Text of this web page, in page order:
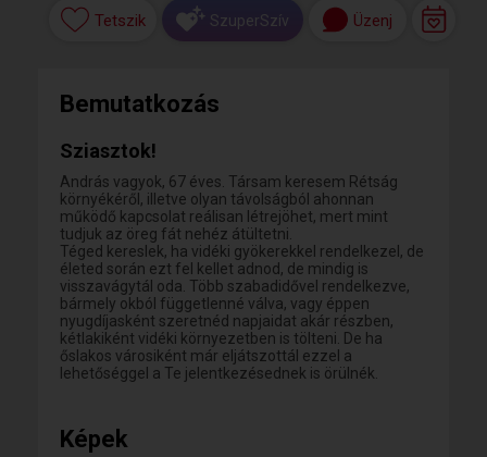
Tetszik SzuperSzív Üzenj
Bemutatkozás
Sziasztok!
András vagyok, 67 éves. Társam keresem Rétság
környékéről, illetve olyan távolságból ahonnan
működő kapcsolat reálisan létrejöhet, mert mint
tudjuk az öreg fát nehéz átültetni.
Téged kereslek, ha vidéki gyökerekkel rendelkezel, de
életed során ezt fel kellet adnod, de mindig is
visszavágytál oda. Több szabadidővel rendelkezve,
bármely okból függetlenné válva, vagy éppen
nyugdíjasként szeretnéd napjaidat akár részben,
kétlakiként vidéki környezetben is tölteni. De ha
őslakos városiként már eljátszottál ezzel a
lehetőséggel a Te jelentkezésednek is örülnék.
Képek